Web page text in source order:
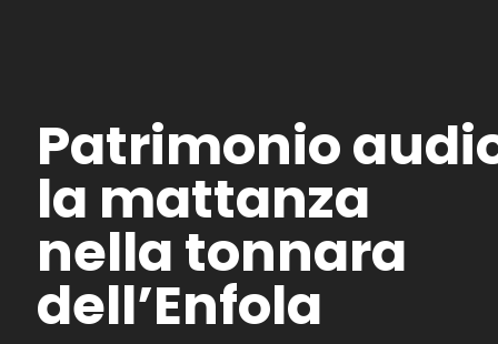
Patrimonio
la mattanza
nella tonnara
dell’Enfola